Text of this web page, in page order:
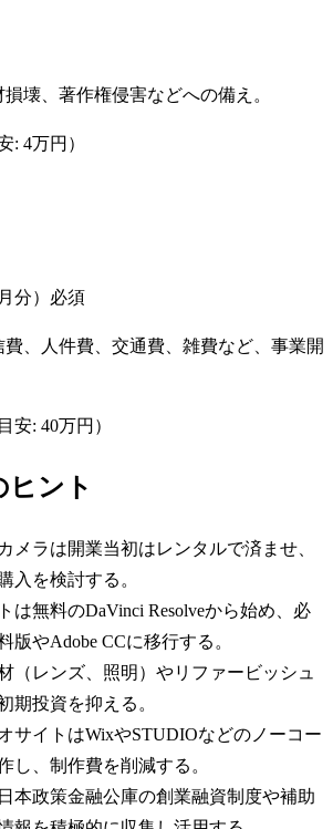
壊、著作権侵害などへの備え。
: 4万円 ）
分） 必須
、人件費、交通費、雑費など、事業開
安: 40万円 ）
ヒント
メラは開業当初はレンタルで済ませ、
入を検討する。
は無料のDaVinci Resolveから始め、必
版やAdobe CCに移行する。
（レンズ、照明）やリファービッシュ
期投資を抑える。
サイトはWixやSTUDIOなどのノーコー
し、制作費を削減する。
本政策金融公庫の創業融資制度や補助